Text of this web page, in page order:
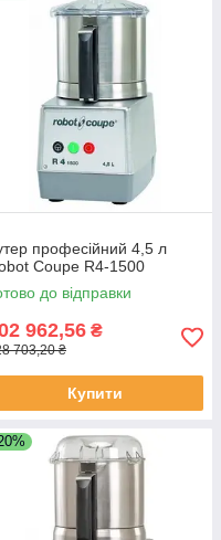
професійний 4,5 л
Coupe R4-1500
до відправки
962,56 ₴
703,20 ₴
Купити